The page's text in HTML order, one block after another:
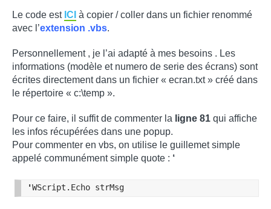
Le code est ICI à copier / coller dans un fichier renommé
avec l’extension .vbs.
Personnellement , je l’ai adapté à mes besoins . Les
informations (modèle et numero de serie des écrans) sont
écrites directement dans un fichier « ecran.txt » créé dans
le répertoire « c:\temp ».
Pour ce faire, il suffit de commenter la ligne 81 qui affiche
les infos récupérées dans une popup.
Pour commenter en vbs, on utilise le guillemet simple
appelé communément simple quote : ‘
'WScript.Echo strMsg